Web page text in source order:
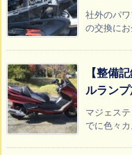
社外のパ
の交換に
【整備
ルラン
マジェス
でに色々